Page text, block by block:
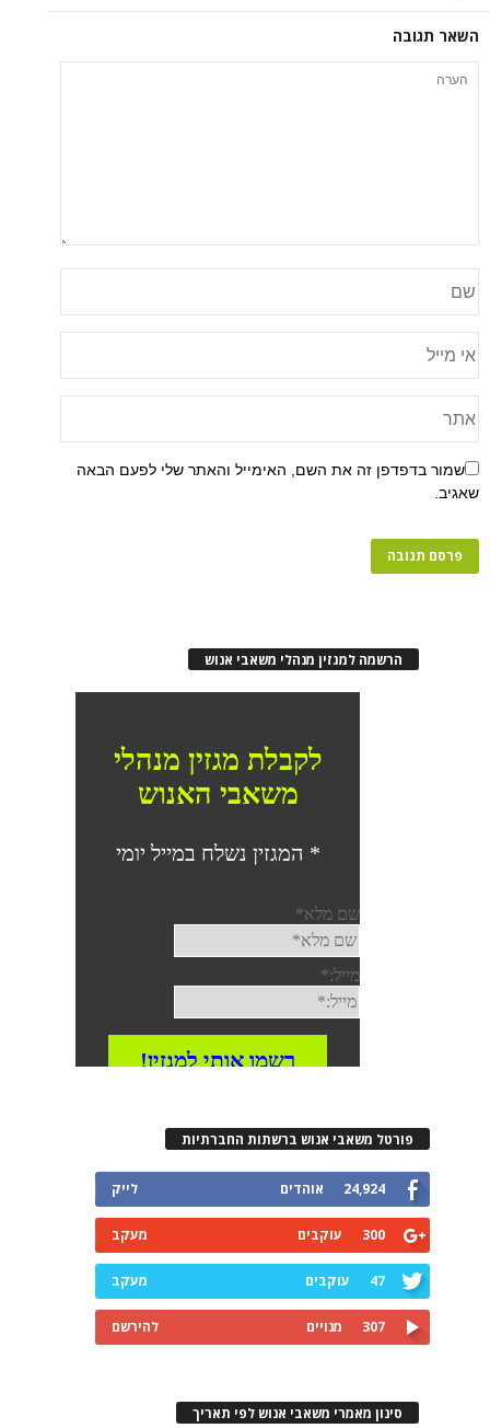
השאר תגובה
שמור בדפדפן זה את השם, האימייל והאתר שלי לפעם הבאה
שאגיב.
הרשמה למגזין מנהלי משאבי אנוש
פורטל משאבי אנוש ברשתות החברתיות
24,924 אוהדים לייק
300 עוקבים מעקב
47 עוקבים מעקב
307 מנויים להירשם
סינון מאמרי משאבי אנוש לפי תאריך